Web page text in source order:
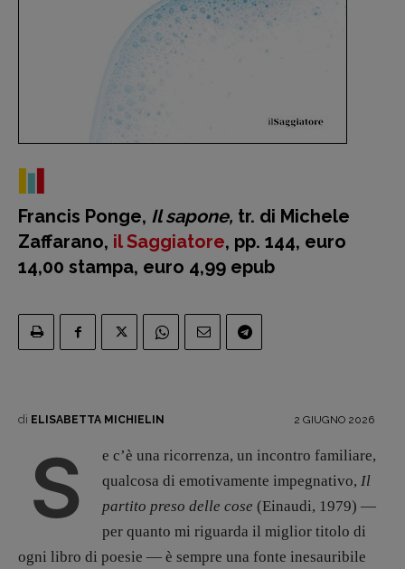
Primo Piano
Interviste
Archeologie del
presente
Pulp for kids
Opera prima
12 dicembre
Blade Runner 40
Maestri sommersi
Pasolini 1922-2022
Psichedelia
Scienza
Stranimondi
Tornare a Ballard
Francis Ponge, Il sapone, tr. di Michele
Zaffarano, il Saggiatore, pp. 144, euro
14,00 stampa, euro 4,99 epub
di ELISABETTA MICHIELIN 2 GIUGNO 2026
S
e c’è una ricorrenza, un incontro familiare,
qualcosa di emotivamente impegnativo, Il
partito preso delle cose (Einaudi, 1979) —
per quanto mi riguarda il miglior titolo di
ogni libro di poesie — è sempre una fonte inesauribile